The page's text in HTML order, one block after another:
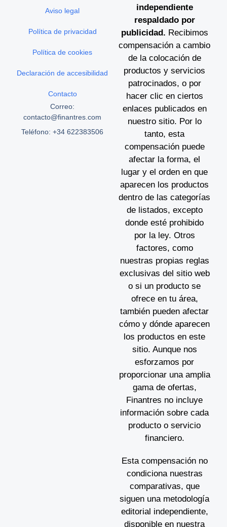
independiente
respaldado por
publicidad. Recibimos
compensación a cambio
de la colocación de
productos y servicios
patrocinados, o por
hacer clic en ciertos
enlaces publicados en
nuestro sitio. Por lo
tanto, esta
compensación puede
afectar la forma, el
lugar y el orden en que
aparecen los productos
dentro de las categorías
de listados, excepto
donde esté prohibido
por la ley. Otros
factores, como
nuestras propias reglas
exclusivas del sitio web
o si un producto se
ofrece en tu área,
también pueden afectar
cómo y dónde aparecen
los productos en este
sitio. Aunque nos
esforzamos por
proporcionar una amplia
gama de ofertas,
Finantres no incluye
información sobre cada
producto o servicio
financiero.
Esta compensación no
condiciona nuestras
comparativas, que
siguen una metodología
editorial independiente,
disponible en nuestra
Aviso legal
Política de privacidad
Política de cookies
Declaración de accesibilidad
Contacto
Correo:
contacto@finantres.com
Teléfono: +34 622383506